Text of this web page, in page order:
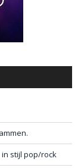
stijl pop/rock